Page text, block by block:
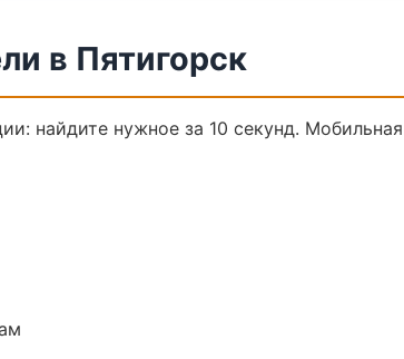
в Пятигорск
найдите нужное за 10 секунд.